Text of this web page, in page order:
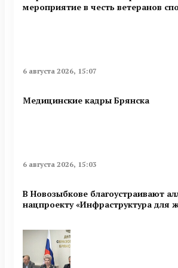
мероприятие в честь ветеранов
6 августа 2026, 15:07
Медицинские кадры Брянска
6 августа 2026, 15:03
В Новозыбкове благоустраивают
нацпроекту «Инфраструктура для